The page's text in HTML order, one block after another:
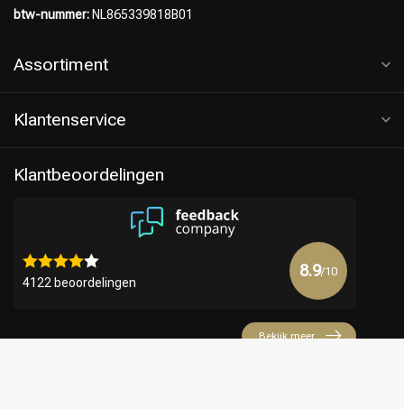
btw-nummer: NL865339818B01
Assortiment
Klantenservice
Klantbeoordelingen
4122 beoordelingen
8.9/10
Bekijk meer